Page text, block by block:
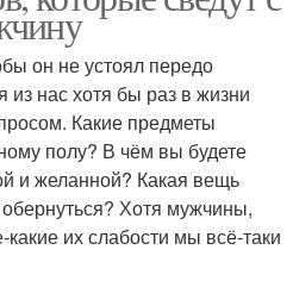
он не устоял передо
нас хотя бы раз в жизни
Какие предметы
полу? В чём вы будете
и желанной? Какая вещь
обернуться? Хотя мужчины,
какие их слабости мы всё-таки